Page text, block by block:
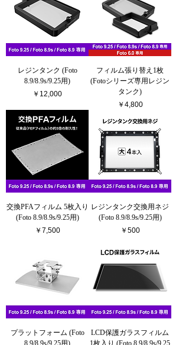
レジンタンク (Foto
8.9/8.9s/9.25用)
価格
￥12,000
フィルム張り替え1枚
(Fotoシリーズ専用レジン
タンク)
価格
￥4,800
交換PFAフィルム 5枚入り
(Foto 8.9/8.9s/9.25用)
価格
￥7,500
レジンタンク交換用ネジ
(Foto 8.9/8.9s/9.25用)
価格
￥500
プラットフォーム (Foto
8.9/8.9s/9.25用)
LCD保護ガラスフィルム
1枚入り (Foto 8.9/8.9s/9.25